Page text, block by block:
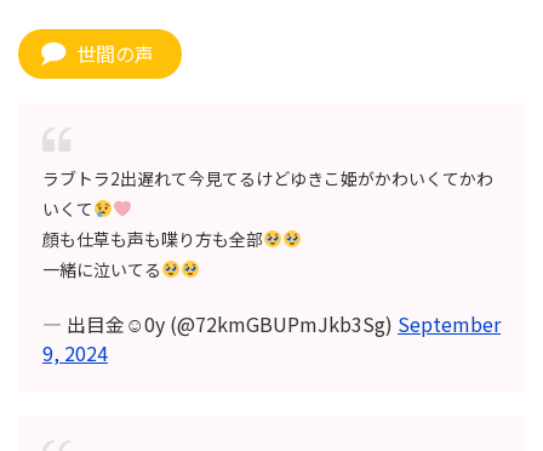
世間の声
ラブトラ2出遅れて今見てるけどゆきこ姫がかわいくてかわ
いくて
顔も仕草も声も喋り方も全部
一緒に泣いてる
— 出目金☺︎0y (@72kmGBUPmJkb3Sg) September
9, 2024